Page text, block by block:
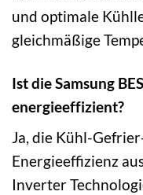
und optimale
gleichmäßige
Ist die Samsung
energieeffizient?
Ja, die Kühl-
Energieeffizienz
Inverter